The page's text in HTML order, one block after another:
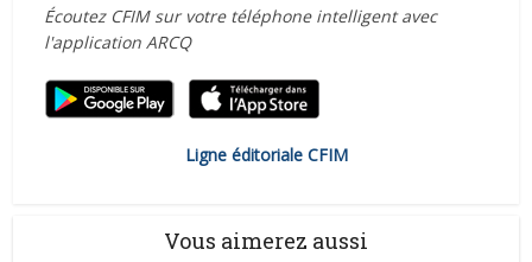
Écoutez CFIM sur votre téléphone intelligent avec
l'application ARCQ
Ligne éditoriale CFIM
Vous aimerez aussi